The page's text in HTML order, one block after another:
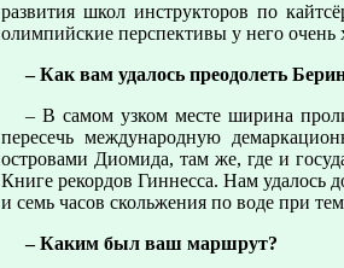
развития школ инструкторов по
олимпийские перспективы у него очень
– Как вам удалось преодолеть
– В самом узком месте ширина
пересечь международную
островами Диомида, там же, где и
Книге рекордов Гиннесса. Нам удалось
и семь часов скольжения по воде при
– Каким был ваш маршрут?